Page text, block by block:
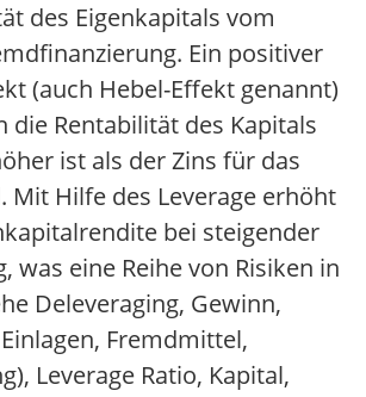
des Eigenkapitals vom
Ein positiver
(auch Hebel-Effekt genannt)
die Rentabilität des Kapitals
ist als der Zins für das
Mit Hilfe des Leverage erhöht
bei steigender
was eine Reihe von Risiken in
Deleveraging, Gewinn,
Fremdmittel,
Leverage Ratio, Kapital,